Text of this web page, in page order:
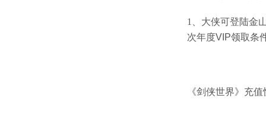
1、大侠可登陆金
次年度VIP领取条
《剑侠世界》充